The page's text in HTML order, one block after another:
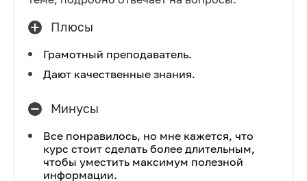
Плюсы
Грамотный преподаватель.
Дают качественные знания.
Минусы
Все понравилось, но мне кажется, что
курс стоит сделать более длительным,
чтобы уместить максимум полезной
информации.